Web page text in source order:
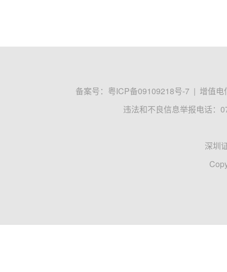
备案号： 粤ICP备09109218号-7 | 增值电
违法和不良信息举报电话：
深圳